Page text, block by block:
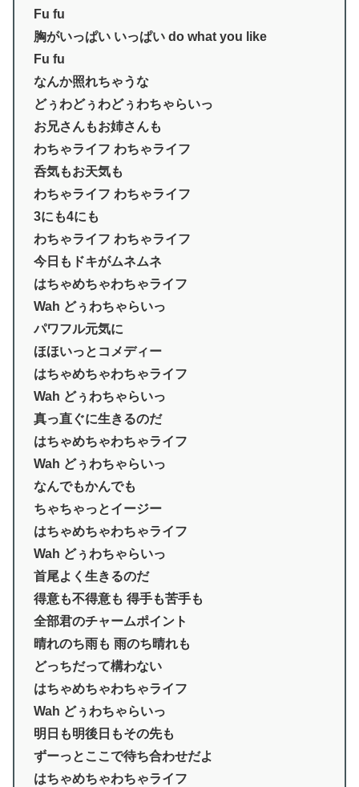
Fu fu
胸がいっぱい いっぱい do what you like
Fu fu
なんか照れちゃうな
どぅわどぅわどぅわちゃらいっ
お兄さんもお姉さんも
わちゃライフ わちゃライフ
呑気もお天気も
わちゃライフ わちゃライフ
3にも4にも
わちゃライフ わちゃライフ
今日もドキがムネムネ
はちゃめちゃわちゃライフ
Wah どぅわちゃらいっ
パワフル元気に
ほほいっとコメディー
はちゃめちゃわちゃライフ
Wah どぅわちゃらいっ
真っ直ぐに生きるのだ
はちゃめちゃわちゃライフ
Wah どぅわちゃらいっ
なんでもかんでも
ちゃちゃっとイージー
はちゃめちゃわちゃライフ
Wah どぅわちゃらいっ
首尾よく生きるのだ
得意も不得意も 得手も苦手も
全部君のチャームポイント
晴れのち雨も 雨のち晴れも
どっちだって構わない
はちゃめちゃわちゃライフ
Wah どぅわちゃらいっ
明日も明後日もその先も
ずーっとここで待ち合わせだよ
はちゃめちゃわちゃライフ